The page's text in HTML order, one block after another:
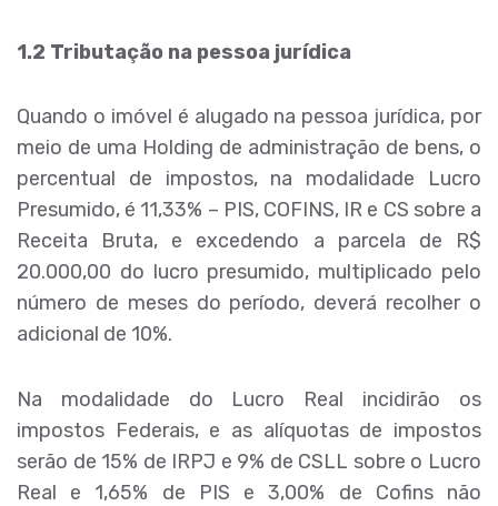
1.2 Tributação na pessoa jurídica
Quando o imóvel é alugado na pessoa jurídica, por
meio de uma Holding de administração de bens, o
percentual de impostos, na modalidade Lucro
Presumido, é 11,33% – PIS, COFINS, IR e CS sobre a
Receita Bruta, e excedendo a parcela de R$
20.000,00 do lucro presumido, multiplicado pelo
número de meses do período, deverá recolher o
adicional de 10%.
Na modalidade do Lucro Real incidirão os
impostos Federais, e as alíquotas de impostos
serão de 15% de IRPJ e 9% de CSLL sobre o Lucro
Real e 1,65% de PIS e 3,00% de Cofins não